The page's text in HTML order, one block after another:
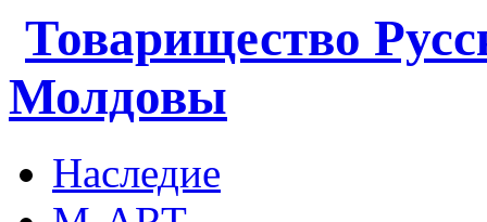
Товарищество
Молдовы
Наследие